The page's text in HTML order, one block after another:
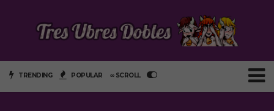
TRENDING POPULAR ∞ SCROLL